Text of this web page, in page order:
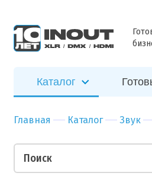
Каталог
Главная Каталог Звук
Отправить
свяжется с
вами в
Отправить
Ваши пожелания